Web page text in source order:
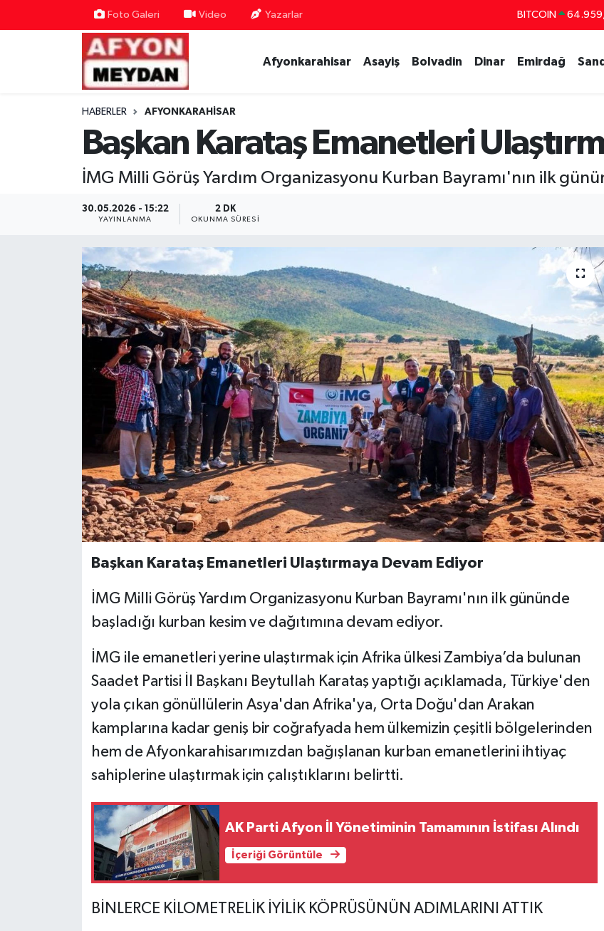
Foto Galeri Video Yazarlar
DOLAR
Afyonkarahisar Asayiş Bolvadin Dinar Emirdağ
HABERLER AFYONKARAHISAR
Başkan Karataş Emanetleri
İMG Milli Görüş Yardım Organizasyonu Kurban Bayramı'nın ilk
30.05.2026 - 15:22
YAYINLANMA
2 DK
OKUNMA SÜRESI
Başkan Karataş Emanetleri Ulaştırmaya Devam Ediyor
İMG Milli Görüş Yardım Organizasyonu Kurban Bayramı'nın ilk gününde
başladığı kurban kesim ve dağıtımına devam ediyor.
İMG ile emanetleri yerine ulaştırmak için Afrika ülkesi Zambiya’da bulunan
Saadet Partisi İl Başkanı Beytullah Karataş yaptığı açıklamada, Türkiye'den
yola çıkan gönüllülerin Asya'dan Afrika'ya, Orta Doğu'dan Arakan
kamplarına kadar geniş bir coğrafyada hem ülkemizin çeşitli bölgelerinden
hem de Afyonkarahisarımızdan bağışlanan kurban emanetlerini ihtiyaç
sahiplerine ulaştırmak için çalıştıklarını belirtti.
AK Parti Afyon İl Yönetiminin Tamamının İstifası Alındı
İçeriği Görüntüle
BİNLERCE KİLOMETRELİK İYİLİK KÖPRÜSÜNÜN ADIMLARINI ATTIK
Nöbetçi Eczaneler
Hava Durumu
Süper Lig Puan Durumu ve Fikstür
Haber Arşivi